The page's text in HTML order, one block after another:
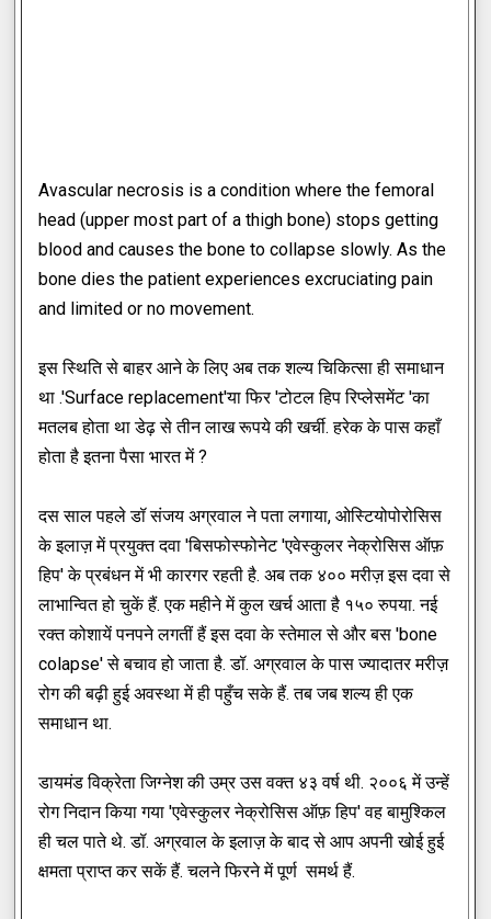
Avascular necrosis is a condition where the femoral
head (upper most part of a thigh bone) stops getting
blood and causes the bone to collapse slowly. As the
bone dies the patient experiences excruciating pain
and limited or no movement.
इस स्थिति से बाहर आने के लिए अब तक शल्य चिकित्सा ही समाधान
था .'Surface replacement'या फिर 'टोटल हिप रिप्लेसमेंट 'का
मतलब होता था डेढ़ से तीन लाख रूपये की खर्ची. हरेक के पास कहाँ
होता है इतना पैसा भारत में ?
दस साल पहले डॉ संजय अग्रवाल ने पता लगाया, ओस्टियोपोरोसिस
के इलाज़ में प्रयुक्त दवा 'बिसफोस्फोनेट 'एवेस्कुलर नेक्रोसिस ऑफ़
हिप' के प्रबंधन में भी कारगर रहती है. अब तक ४०० मरीज़ इस दवा से
लाभान्वित हो चुकें हैं. एक महीने में कुल खर्च आता है १५० रुपया. नई
रक्त कोशायें पनपने लगतीं हैं इस दवा के स्तेमाल से और बस 'bone
colapse' से बचाव हो जाता है. डॉ. अग्रवाल के पास ज्यादातर मरीज़
रोग की बढ़ी हुई अवस्था में ही पहुँच सके हैं. तब जब शल्य ही एक
समाधान था.
डायमंड विक्रेता जिग्नेश की उम्र उस वक्त ४३ वर्ष थी. २००६ में उन्हें
रोग निदान किया गया 'एवेस्कुलर नेक्रोसिस ऑफ़ हिप' वह बामुश्किल
ही चल पाते थे. डॉ. अग्रवाल के इलाज़ के बाद से आप अपनी खोई हुई
क्षमता प्राप्त कर सकें हैं. चलने फिरने में पूर्ण समर्थ हैं.